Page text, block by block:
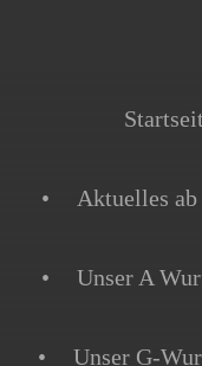
Aktuelles
Unser A
Unser G-